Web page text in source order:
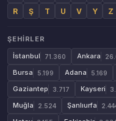
R
Ş T U V Y Z
ŞEHIRLER
İstanbul
71.360 Ankara
Bursa 5.199 Adana 5.169
Gaziantep 3.717 Kayseri
Muğla 2.524 Şanlıurfa